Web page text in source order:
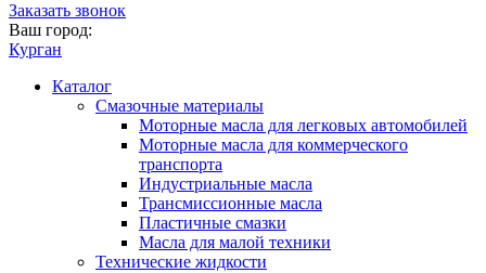
Заказать звонок
Ваш город:
Курган
Каталог
Смазочные материалы
Моторные масла для легковых автомобилей
Моторные масла для коммерческого
транспорта
Индустриальные масла
Трансмиссионные масла
Пластичные смазки
Масла для малой техники
Технические жидкости